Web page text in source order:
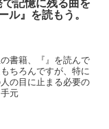
記憶に残る曲を
ル』を読もう。
書籍、『』を読んで
ちろんですが、特に
の目に止まる必要の
元